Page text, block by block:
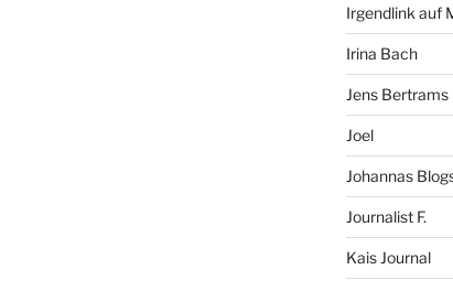
Irgendlink auf
Irina Bach
Jens Bertrams
Joel
Johannas
Journalist F.
Kais Journal